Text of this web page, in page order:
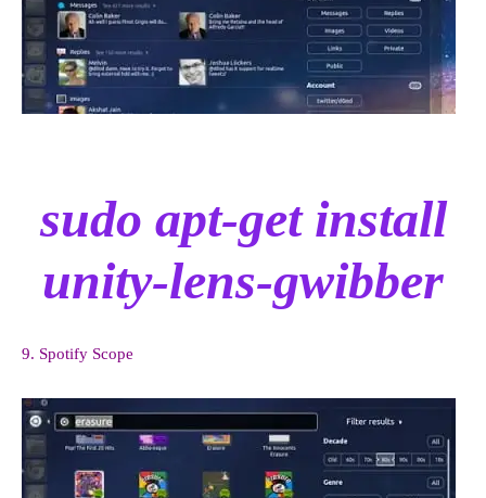
sudo apt-get install
unity-lens-gwibber
9. Spotify Scope